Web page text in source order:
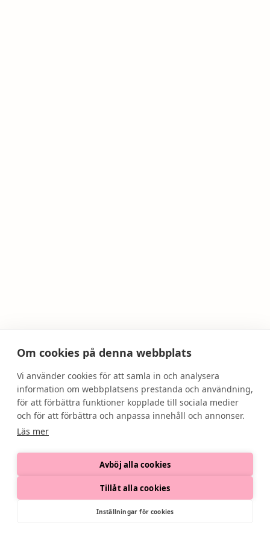
Om cookies på denna webbplats
Vi använder cookies för att samla in och analysera
information om webbplatsens prestanda och användning,
för att förbättra funktioner kopplade till sociala medier
och för att förbättra och anpassa innehåll och annonser.
Läs mer
Avböj alla cookies
Tillåt alla cookies
Inställningar för cookies